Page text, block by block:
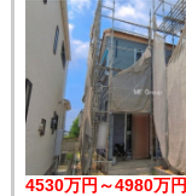
4530万円～4980万円